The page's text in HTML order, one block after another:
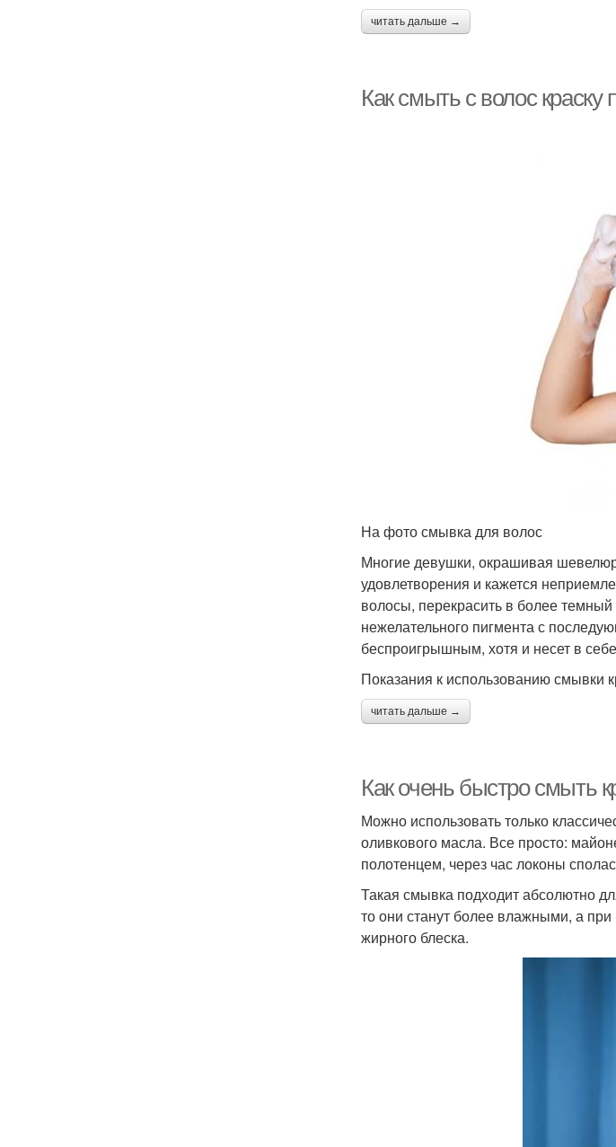
читать дальше →
Как смыть с волос
На фото смывка для волос
Многие девушки, окрашивая
удовлетворения и кажется
волосы, перекрасить в более
нежелательного пигмента с
беспроигрышным, хотя и несет в
Показания к использованию смывки
читать дальше →
Как очень быстро смыть
Можно использовать только
оливкового масла. Все просто:
полотенцем, через час локоны
Такая смывка подходит абсолютно
то они станут более влажными, а
жирного блеска.